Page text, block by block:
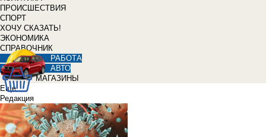
ПРОИСШЕСТВИЯ
СПОРТ
ХОЧУ СКАЗАТЬ!
ЭКОНОМИКА
СПРАВОЧНИК
РАБОТА
АВТО
МАГАЗИНЫ
Еще
Редакция